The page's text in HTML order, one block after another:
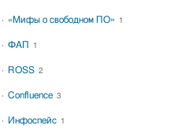
«Мифы о свободном ПО» 1
ФАП 1
ROSS 2
Confluence 3
Инфоспейс 1